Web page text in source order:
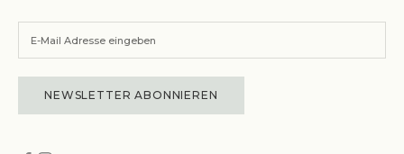
NEWSLETTER ABONNIEREN